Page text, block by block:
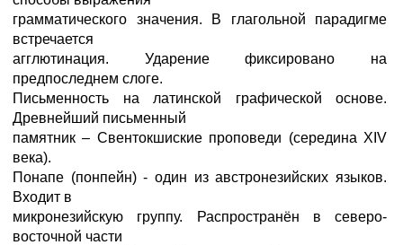
грамматического значения. В глагольной парадигме
встречается
агглютинация. Ударение фиксировано на
предпоследнем слоге.
Письменность на латинской графической основе.
Древнейший письменный
памятник – Свентокшиские проповеди (середина XIV
века).
Понапе (понпейн) - один из австронезийских языков.
Входит в
микронезийскую группу. Распространён в северо-
восточной части